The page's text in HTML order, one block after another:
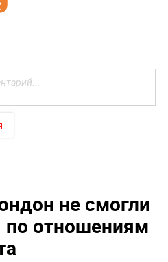
не смогли
по отношениям